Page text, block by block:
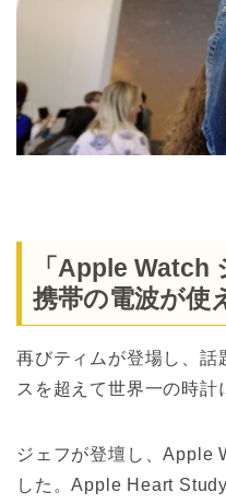
「Apple Watch
携帯の電波が使
再びティムが登場し、話
スを超えて世界一の時計
ジェフが登壇し、Apple
した。Apple Heart